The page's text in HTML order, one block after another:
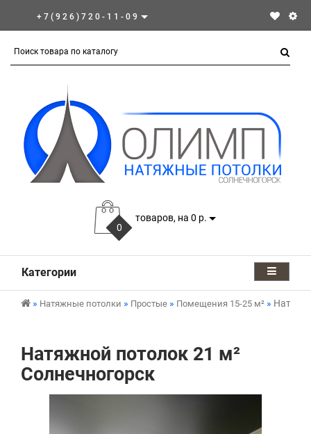
+7(926)720-11-09
0
товаров, на 0 р.
Категории
Натяжные потолки Простые Помещения 15-25 м²
Натяжной потолок 21 м²
Солнечногорск